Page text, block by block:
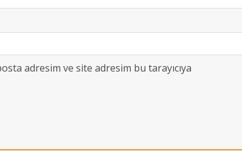
adresim ve site adresim bu tarayıcıya